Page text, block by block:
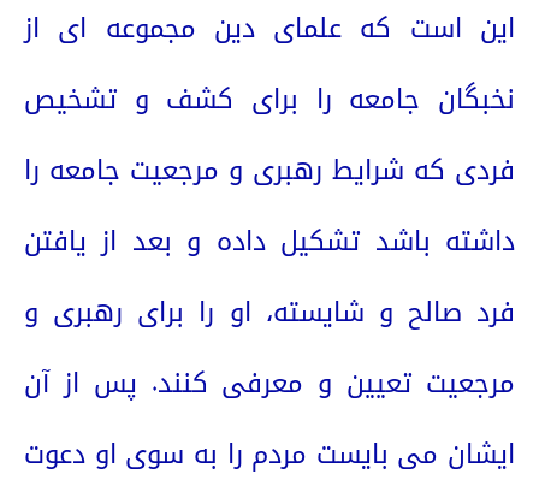
این است که علمای دین مجموعه ای از
نخبگان جامعه را برای کشف و تشخیص
فردی که شرایط رهبری و مرجعیت جامعه را
داشته باشد تشکیل داده و بعد از یافتن
فرد صالح و شایسته، او را برای رهبری و
مرجعیت تعیین و معرفی کنند. پس از آن
ایشان می بایست مردم را به سوی او دعوت